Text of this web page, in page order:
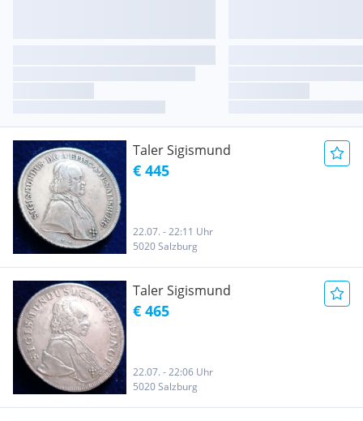
Taler Sigismund
€ 445
22.07. - 22:11 Uhr
5020 Salzburg
Taler Sigismund
€ 465
22.07. - 22:06 Uhr
5020 Salzburg